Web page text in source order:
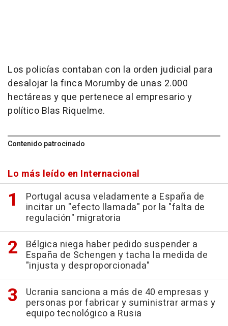
Los policías contaban con la orden judicial para
desalojar la finca Morumby de unas 2.000
hectáreas y que pertenece al empresario y
político Blas Riquelme.
Contenido patrocinado
Lo más leído en Internacional
Portugal acusa veladamente a España de
incitar un "efecto llamada" por la "falta de
regulación" migratoria
Bélgica niega haber pedido suspender a
España de Schengen y tacha la medida de
"injusta y desproporcionada"
Ucrania sanciona a más de 40 empresas y
personas por fabricar y suministrar armas y
equipo tecnológico a Rusia